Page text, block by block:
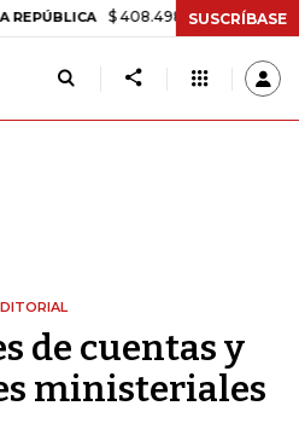
$ 408.498,97 +$ 8.753,81
SUSCRÍBASE
de cuentas y
ministeriales